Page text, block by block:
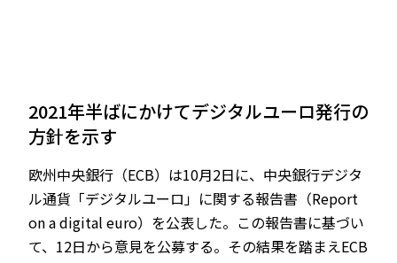
JP EN
2021年半ばにかけてデジタルユーロ発行の
方針を示す
欧州中央銀行（ECB）は10月2日に、中央銀行デジタ
ル通貨「デジタルユーロ」に関する報告書（Report
on a digital euro）を公表した。この報告書に基づい
て、12日から意見を公募する。その結果を踏まえECB